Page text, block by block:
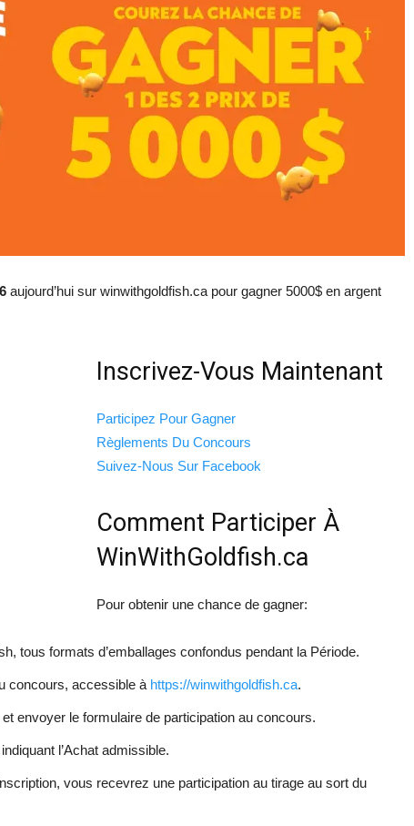
aujourd’hui sur winwithgoldfish.ca pour gagner 5000$ en argent
Inscrivez-Vous Maintenant
Participez Pour Gagner
Règlements Du Concours
Suivez-Nous Sur Facebook
Comment Participer À
WinWithGoldfish.ca
Pour obtenir une chance de gagner:
tous formats d’emballages confondus pendant la Période.
concours, accessible à https://winwithgoldfish.ca.
envoyer le formulaire de participation au concours.
l’Achat admissible.
vous recevrez une participation au tirage au sort du